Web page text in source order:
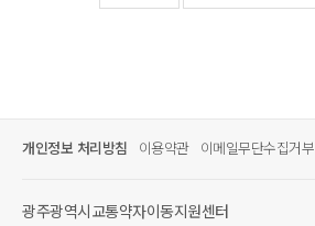
개인정보 처리방침 이용약관 이메일무단수집거부
광주광역시교통약자이동지원센터